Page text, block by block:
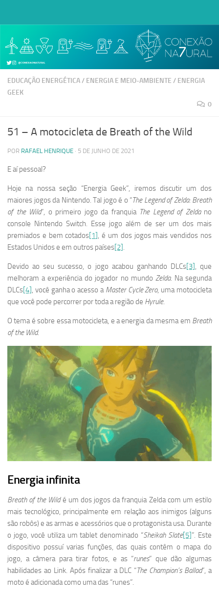
Abrir a barra de ferramentas
EDUCAÇÃO ENERGÉTICA/ ENERGIA E MEIO-AMBIENTE / ENERGIA
GEEK
0
51 – A motocicleta de Breath of the Wild
POR RAFAEL HENRIQUE · 5 DE JUNHO DE 2021
E aí pessoal?
Hoje na nossa seção “Energia Geek”, iremos discutir um dos
maiores jogos da Nintendo. Tal jogo é o “The Legend of Zelda: Breath
of the Wild”, o primeiro jogo da franquia The Legend of Zeldano
console Nintendo Switch. Esse jogo além de ser um dos mais
premiados e bem cotados[1], é um dos jogos mais vendidos nos
Estados Unidos e em outros países[2].
Devido ao seu sucesso, o jogo acabou ganhando DLCs[3], que
melhoram a experiência do jogador no mundo Zelda. Na segunda
DLCs[4], você ganha o acesso a Master Cycle Zero, uma motocicleta
que você pode percorrer por toda a região de Hyrule.
O tema é sobre essa motocicleta, e a energia da mesma em Breath
of the Wild.
Energia infinita
Breath of the Wildé um dos jogos da franquia Zelda com um estilo
mais tecnológico, principalmente em relação aos inimigos (alguns
são robôs) e as armas e acessórios que o protagonista usa. Durante
o jogo, você utiliza um tablet denominado “Sheikah Slate[5]”. Este
dispositivo possuí varias funções, das quais contêm o mapa do
jogo, a câmera para tirar fotos, e as “runes” que dão algumas
habilidades ao Link. Após finalizar a DLC “The Champion’s Ballad”, a
moto é adicionada como uma das “runes”.